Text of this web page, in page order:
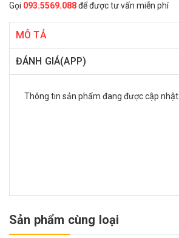
Gọi 093.5569.088để được tư vấn miễn phí
MÔ TẢ
ĐÁNH GIÁ(APP)
Thông tin sản phẩm đang được cập nhật
Sản phẩm cùng loại